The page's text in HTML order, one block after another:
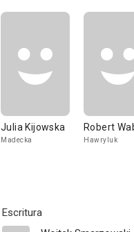
Julia Kijowska
Madecka
Robert
Hawryluk
Escritura